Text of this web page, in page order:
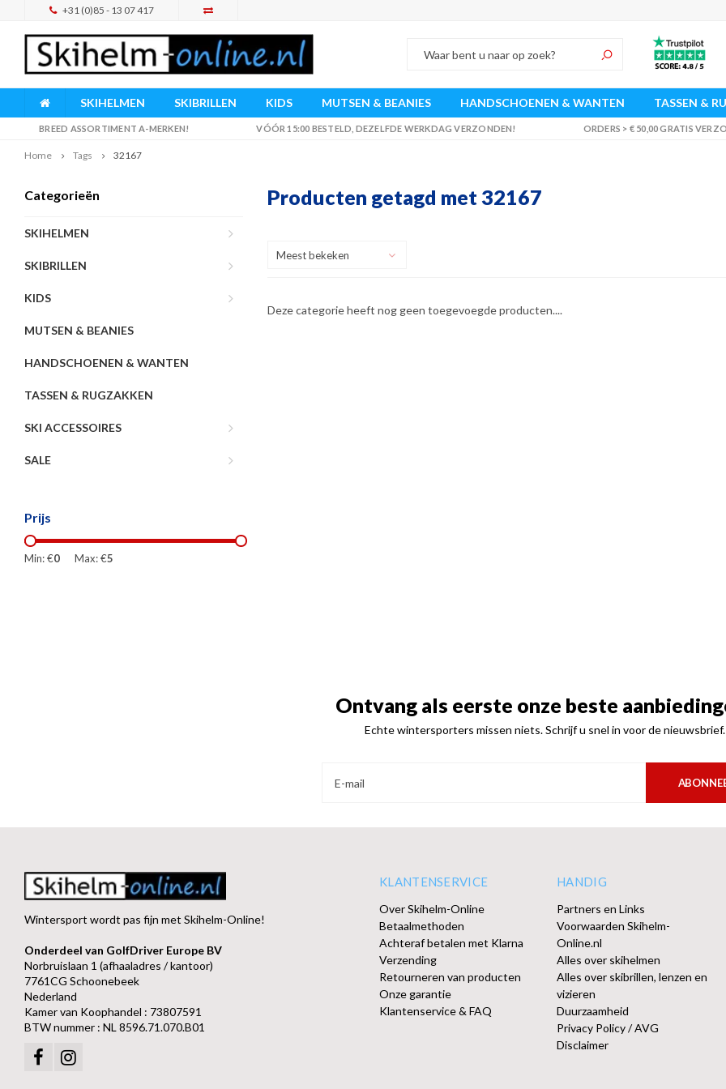
+31 (0)85 - 13 07 417
SKIHELMEN SKIBRILLEN KIDS MUTSEN & BEANIES HANDSCHOENEN & WANTEN TASSEN &
BREED ASSORTIMENT A-MERKEN! VÓÓR 15:00 BESTELD, DEZELFDE WERKDAG VERZONDEN! ORDERS > € 50,00 GRATIS
Home Tags 32167
Categorieën
SKIHELMEN
SKIBRILLEN
KIDS
MUTSEN & BEANIES
HANDSCHOENEN & WANTEN
TASSEN & RUGZAKKEN
SKI ACCESSOIRES
SALE
Prijs
Min: €0 Max: €5
Producten getagd met 32167
Meest bekeken
Deze categorie heeft nog geen toegevoegde producten....
Ontvang als eerste onze beste
Echte wintersporters missen niets. Schrijf u snel in voor de nieuwsbrief.
Wintersport wordt pas fijn met Skihelm-Online!
Onderdeel van GolfDriver Europe BV
Norbruislaan 1 (afhaaladres / kantoor)
7761CG Schoonebeek
Nederland
Kamer van Koophandel : 73807591
BTW nummer : NL 8596.71.070.B01
KLANTENSERVICE
Over Skihelm-Online
Betaalmethoden
Achteraf betalen met Klarna
Verzending
Retourneren van producten
Onze garantie
Klantenservice & FAQ
HANDIG
Partners en Links
Voorwaarden Skihelm-
Online.nl
Alles over skihelmen
Alles over skibrillen, lenzen en
vizieren
Duurzaamheid
Privacy Policy / AVG
Disclaimer